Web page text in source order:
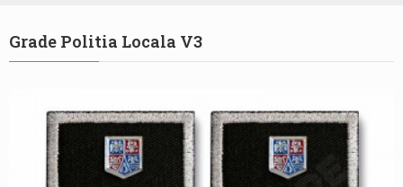
Grade Politia Locala V3